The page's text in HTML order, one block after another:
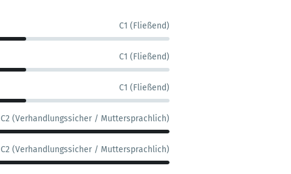
C1 (Fließend)
C1 (Fließend)
C1 (Fließend)
C2 (Verhandlungssicher / Muttersprachlich)
C2 (Verhandlungssicher / Muttersprachlich)